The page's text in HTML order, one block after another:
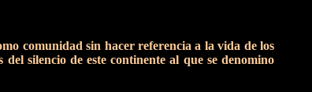
comunidad sin hacer referencia a la vida de los
silencio de este continente al que se denomino